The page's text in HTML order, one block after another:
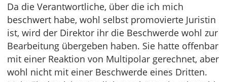
Da die Verantwortliche, über die ich mich
beschwert habe, wohl selbst promovierte Juristin
ist, wird der Direktor ihr die Beschwerde wohl zur
Bearbeitung übergeben haben. Sie hatte offenbar
mit einer Reaktion von Multipolar gerechnet, aber
wohl nicht mit einer Beschwerde eines Dritten.